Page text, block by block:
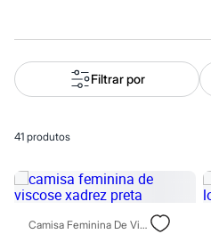
Inverno
Alfaiataria
Novidades
Roupas
Calças
Jeans
Macacões
Saias
Shorts e Bermudas
Filtrar por
41 produtos
Camisa Feminina De Viscose Xadrez Preta